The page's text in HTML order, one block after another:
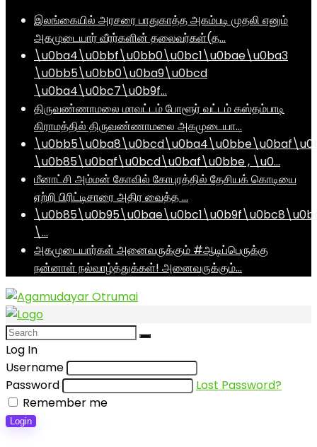
இலங்கையில் அரசரை பாதுகாத்த அகம்படி முதலி எனும்
அகமுடையார் வீரர்களின் தலைவர்கள்(த…
\u0ba4\u0bbf\u0bb0\u0bc1\u0bae\u0ba3
\u0bb5\u0bb0\u0ba9\u0bcd
\u0ba4\u0bc7\u0b9f…
திருவண்ணாமலை மாவட்டம் போளூர் வட்டம் கஸ்தம்பாடி
கிராமத்தில் திருவண்ணாமலை அகமுடையா…
\u0b85\u0baf\u0bcd\u0baf\u0bbe , \u0…
மீனாட்சி அம்மன் கோவில் கோபுரத்தில் தேசியக் கொடியை
ஏற்றி பிரிட்டிசாரை அதிர வைத்த …
\…
அகமுடையார்கள் அனைவருக்கும் #ஆடிப்பெருக்கு
நன்னாள் நல்வாழ்த்துக்கள்! அனைவருக்கும்…
Log In
Username
Password
Lost Password?
Remember me
Login